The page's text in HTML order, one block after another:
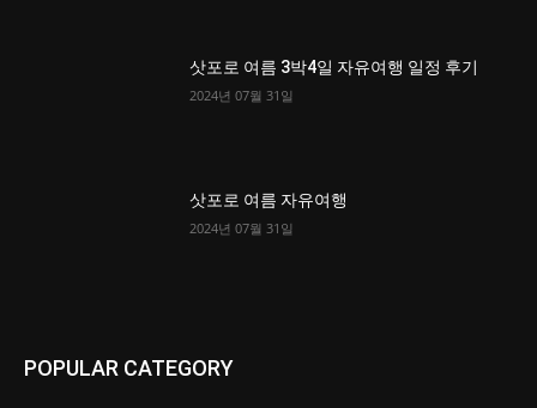
삿포로 여름 3박4일 자유여행 일정 후기
2024년 07월 31일
삿포로 여름 자유여행
2024년 07월 31일
POPULAR CATEGORY